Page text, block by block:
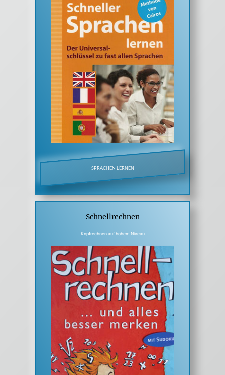
SPRACHEN LERNEN
Schnellrechnen
Kopfrechnen auf hohem Niveau